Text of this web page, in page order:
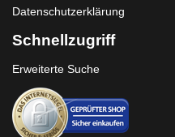
Datenschutzerklärung
Schnellzugriff
Erweiterte Suche